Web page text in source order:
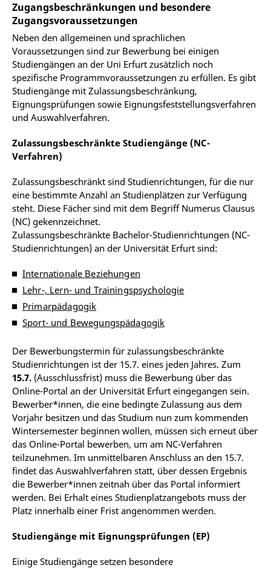
Zugangsbeschränkungen und besondere
Zugangsvoraussetzungen
Neben den allgemeinen und sprachlichen
Voraussetzungen sind zur Bewerbung bei einigen
Studiengängen an der Uni Erfurt zusätzlich noch
spezifische Programmvoraussetzungen zu erfüllen. Es gibt
Studiengänge mit Zulassungsbeschränkung,
Eignungsprüfungen sowie Eignungsfeststellungsverfahren
und Auswahlverfahren.
Zulassungsbeschränkte Studiengänge (NC-
Verfahren)
Zulassungsbeschränkt sind Studienrichtungen, für die nur
eine bestimmte Anzahl an Studienplätzen zur Verfügung
steht. Diese Fächer sind mit dem Begriff Numerus Clausus
(NC) gekennzeichnet.
Zulassungsbeschränkte Bachelor-Studienrichtungen (NC-
Studienrichtungen) an der Universität Erfurt sind:
Internationale Beziehungen
Lehr-, Lern- und Trainingspsychologie
Primarpädagogik
Sport- und Bewegungspädagogik
Der Bewerbungstermin für zulassungsbeschränkte
Studienrichtungen ist der 15.7. eines jeden Jahres. Zum
15.7. (Ausschlussfrist) muss die Bewerbung über das
Online-Portal an der Universität Erfurt eingegangen sein.
Bewerber*innen, die eine bedingte Zulassung aus dem
Vorjahr besitzen und das Studium nun zum kommenden
Wintersemester beginnen wollen, müssen sich erneut über
das Online-Portal bewerben, um am NC-Verfahren
teilzunehmen. Im unmittelbaren Anschluss an den 15.7.
findet das Auswahlverfahren statt, über dessen Ergebnis
die Bewerber*innen zeitnah über das Portal informiert
werden. Bei Erhalt eines Studienplatzangebots muss der
Platz innerhalb einer Frist angenommen werden.
Studiengänge mit Eignungsprüfungen (EP)
Einige Studiengänge setzen besondere